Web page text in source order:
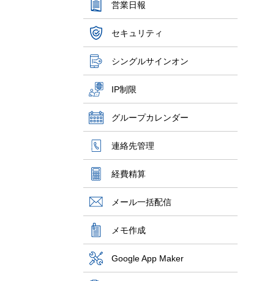
営業日報
セキュリティ
シングルサインオン
IP制限
グループカレンダー
連絡先管理
経費精算
メール一括配信
メモ作成
Google App Maker